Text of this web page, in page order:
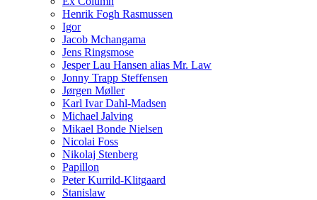
Henrik Fogh Rasmussen
Igor
Jacob Mchangama
Jens Ringsmose
Jesper Lau Hansen alias Mr. Law
Jonny Trapp Steffensen
Jørgen Møller
Karl Ivar Dahl-Madsen
Michael Jalving
Mikael Bonde Nielsen
Nicolai Foss
Nikolaj Stenberg
Papillon
Peter Kurrild-Klitgaard
Stanislaw